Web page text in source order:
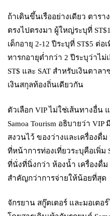
ถ้าเดินขึ้นเรืออย่างเดียว ตาร
ตรงไปตรงมา ผู้ใหญ่ระบุที่
เด็กอายุ 2-12 ปีระบุที่ ST$5 ต่อ
ทารกอายุต่ำกว่า 2 ปีระบุว่าไม่
ST$ และ SAT สำหรับเงินตา
เงินสกุลท้องถิ่นเดียวกัน
ตัวเลือก VIP ไม่ใช่เส้นทางอื่น
Samoa Tourism อธิบายว่า
สงวนไว้ ของว่างและเครื่องดื่
ที่หน้าการท่องเที่ยวระบุคือเพิ่ม
ที่นั่งที่นิ่งกว่า ห้องน้ำ เครื่องดื่ม
สำคัญกว่าการจ่ายให้น้อยที่สุด
จักรยาน สกู๊ตเตอร์ และมอเตอ